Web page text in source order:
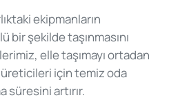
ekipmanların
bir şekilde taşınmasını
elle taşımayı ortadan
üreticileri için temiz oda
süresini artırır.